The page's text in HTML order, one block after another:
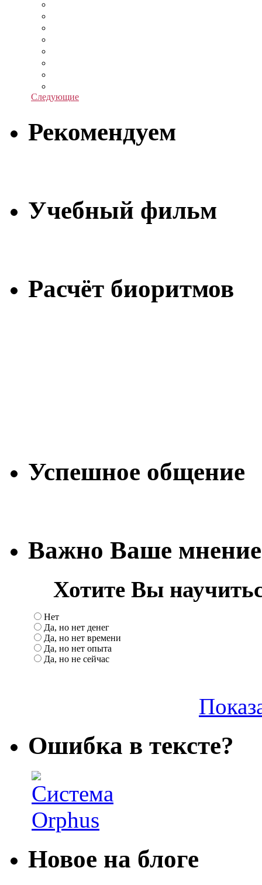
Следующие
Рекомендуем
Учебный фильм
Расчёт биоритмов
Успешное общение
Важно Ваше мнение
Хотите Вы
Нет
Да, но нет денег
Да, но нет времени
Да, но нет опыта
Да, но не сейчас
Ошибка в тексте?
Новое на блоге